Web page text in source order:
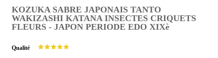
KOZUKA SABRE JAPONAIS TANTO
WAKIZASHI KATANA INSECTES CRIQUETS
FLEURS - JAPON PERIODE EDO XIXè
Qualité